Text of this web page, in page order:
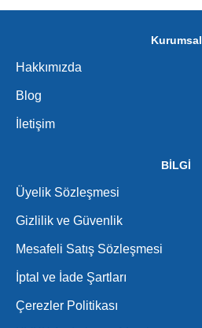
Kurumsal
Hakkımızda
Blog
İletişim
BİLGİ
Üyelik Sözleşmesi
Gizlilik ve Güvenlik
Mesafeli Satış Sözleşmesi
İptal ve İade Şartları
Çerezler Politikası